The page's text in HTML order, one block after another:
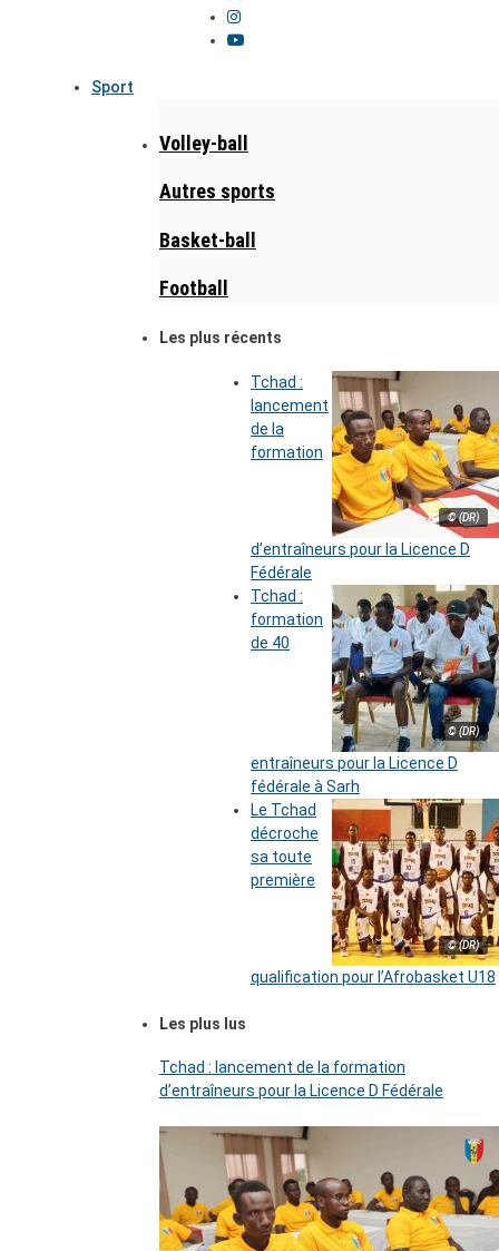
Sport
Volley-ball
Autres sports
Basket-ball
Football
Les plus récents
© (DR)
Tchad :
lancement
de la
formation
d’entraîneurs pour la Licence D
Fédérale
© (DR)
Tchad :
formation
de 40
entraîneurs pour la Licence D
fédérale à Sarh
© (DR)
Le Tchad
décroche
sa toute
première
qualification pour l’Afrobasket U18
Les plus lus
Tchad : lancement de la formation
d’entraîneurs pour la Licence D Fédérale